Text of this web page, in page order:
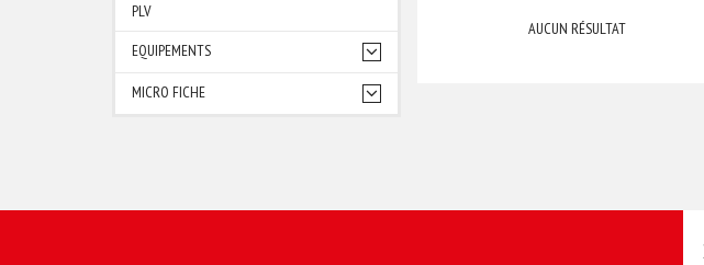
PLV
EQUIPEMENTS
MICRO FICHE
AUCUN RÉSULTAT